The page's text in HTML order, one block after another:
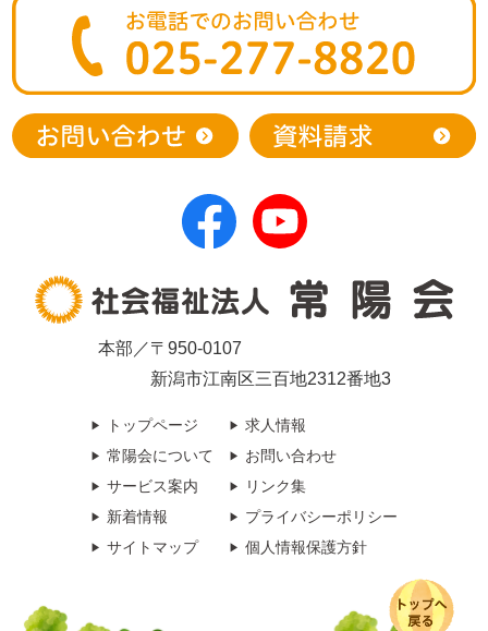
本部／〒950-0107
新潟市江南区三百地2312番地3
トップページ
常陽会について
サービス案内
新着情報
サイトマップ
求人情報
お問い合わせ
リンク集
プライバシーポリシー
個人情報保護方針